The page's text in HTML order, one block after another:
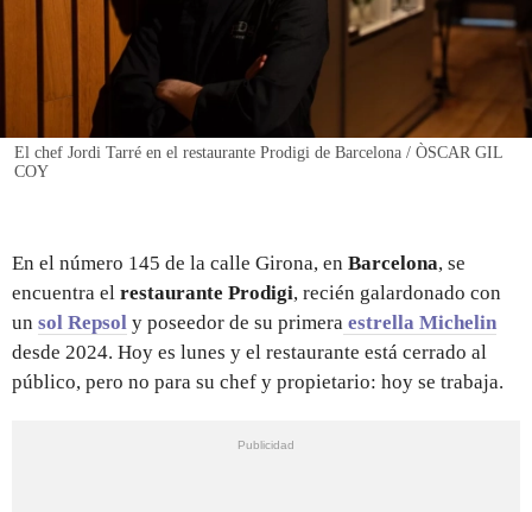
El chef Jordi Tarré en el restaurante Prodigi de Barcelona / ÒSCAR GIL
COY
En el número 145 de la calle Girona, en Barcelona, se
encuentra el restaurante Prodigi, recién galardonado con
un sol Repsol y poseedor de su primera estrella Michelin
desde 2024. Hoy es lunes y el restaurante está cerrado al
público, pero no para su chef y propietario: hoy se trabaja.